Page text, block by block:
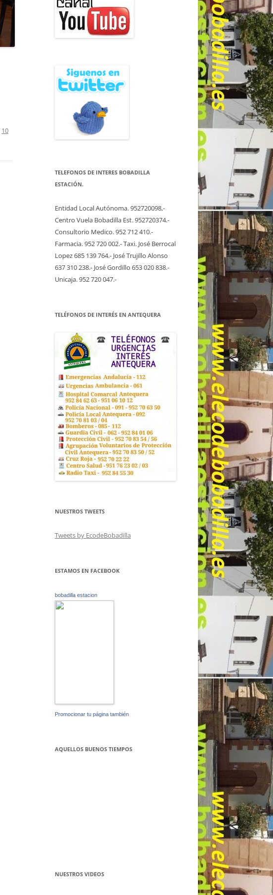
10
TELEFONOS DE INTERES BOBADILLA
ESTACIÓN.
Entidad Local Autónoma. 952720098,-
Centro Vuela Bobadilla Est. 952720374.-
Consultorio Medico. 952 712 410.-
Farmacia. 952 720 002.- Taxi. José Berrocal
Lopez 685 139 764.- José Trujillo Alonso
637 310 238.- José Gordillo 653 020 838.-
Unicaja. 952 720 047.-
TELÉFONOS DE INTERÉS EN ANTEQUERA
NUESTROS TWEETS
Tweets by EcodeBobadilla
ESTAMOS EN FACEBOOK
bobadilla estacion
Promocionar tu página también
AQUELLOS BUENOS TIEMPOS
NUESTROS VIDEOS